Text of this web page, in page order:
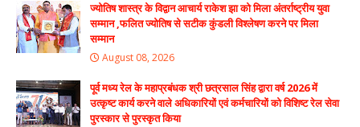
ज्योतिष शास्त्र के विद्वान आचार्य राकेश झा को मिला अंतर्राष्ट्रीय युवा
सम्मान ,फलित ज्योतिष से सटीक कुंडली विश्लेषण करने पर मिला
सम्मान
August 08, 2026
पूर्व मध्य रेल के महाप्रबंधक श्री छत्रसाल सिंह द्वारा वर्ष 2026 में
उत्कृष्ट कार्य करने वाले अधिकारियों एवं कर्मचारियों को विशिष्ट रेल सेवा
पुरस्कार से पुरस्कृत किया